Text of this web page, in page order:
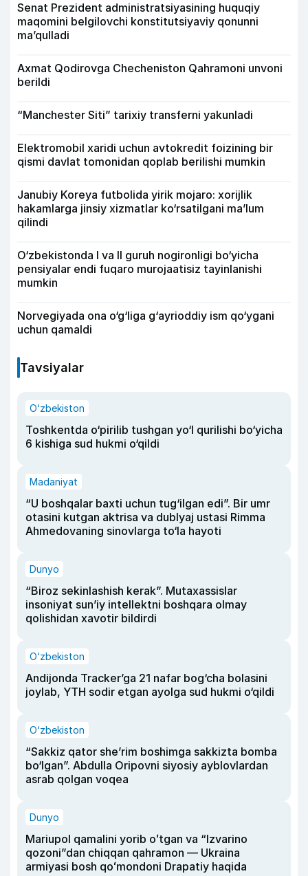
Senat Prezident administratsiyasining huquqiy
maqomini belgilovchi konstitutsiyaviy qonunni
ma’qulladi
Axmat Qodirovga Checheniston Qahramoni unvoni
berildi
“Manchester Siti” tarixiy transferni yakunladi
Elektromobil xaridi uchun avtokredit foizining bir
qismi davlat tomonidan qoplab berilishi mumkin
Janubiy Koreya futbolida yirik mojaro: xorijlik
hakamlarga jinsiy xizmatlar ko‘rsatilgani ma’lum
qilindi
O‘zbekistonda I va II guruh nogironligi bo‘yicha
pensiyalar endi fuqaro murojaatisiz tayinlanishi
mumkin
Norvegiyada ona o‘g‘liga g‘ayrioddiy ism qo‘ygani
uchun qamaldi
Tavsiyalar
O‘zbekiston
Toshkentda o‘pirilib tushgan yo‘l qurilishi bo‘yicha
6 kishiga sud hukmi o‘qildi
Madaniyat
“U boshqalar baxti uchun tug‘ilgan edi”. Bir umr
otasini kutgan aktrisa va dublyaj ustasi Rimma
Ahmedovaning sinovlarga to‘la hayoti
Dunyo
“Biroz sekinlashish kerak”. Mutaxassislar
insoniyat sun’iy intellektni boshqara olmay
qolishidan xavotir bildirdi
O‘zbekiston
Andijonda Tracker’ga 21 nafar bog‘cha bolasini
joylab, YTH sodir etgan ayolga sud hukmi o‘qildi
O‘zbekiston
“Sakkiz qator she’rim boshimga sakkizta bomba
bo‘lgan”. Abdulla Oripovni siyosiy ayblovlardan
asrab qolgan voqea
Dunyo
Mariupol qamalini yorib oʻtgan va “Izvarino
qozoni”dan chiqqan qahramon — Ukraina
armiyasi bosh qoʻmondoni Drapatiy haqida